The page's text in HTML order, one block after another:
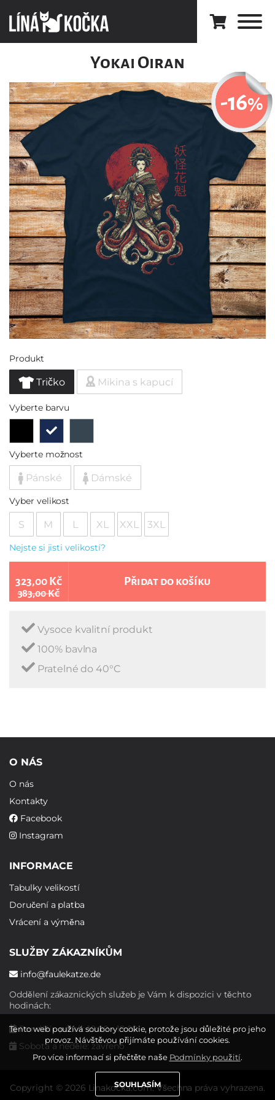
Yokai Oiran
-16%
Produkt
Tričko Mikina s kapucí
Vyberte barvu
Vyberte možnost
Pánské Dámské
Vyber velikost
S M L XL XXL 3XL
Nejste si jisti velikostí?
323,00 Kč
383,00 Kč
Přidat do košíku
Vysoce kvalitní produkt
100% bavlna
Pratelné do 40°C
O NÁS
O nás
Kontakty
Facebook
Instagram
INFORMACE
Tabulky velikostí
Doručení a platba
Vrácení a výměna
SLUŽBY ZÁKAZNÍKŮM
info@faulekatze.de
Oddělení zákaznických služeb je Vám k dispozici v těchto
hodinách:
Pondělí - pátek: 10:00 - 19:00
Sobota a neděle: zavřeno
Copyright © 2026 Linakocka.com. Všechna práva vyhrazena.
Tento web používá soubory cookie, protože jsou důležité pro jeho
provoz. Návštěvou přijímáte používání cookies.
Pro více informací si přečtěte naše Podmínky použití.
SOUHLASÍM